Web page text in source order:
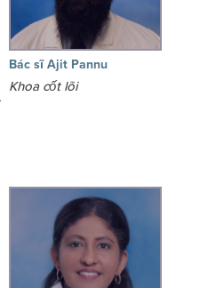
Bác sĩ Ajit Pannu
Khoa cốt lõi